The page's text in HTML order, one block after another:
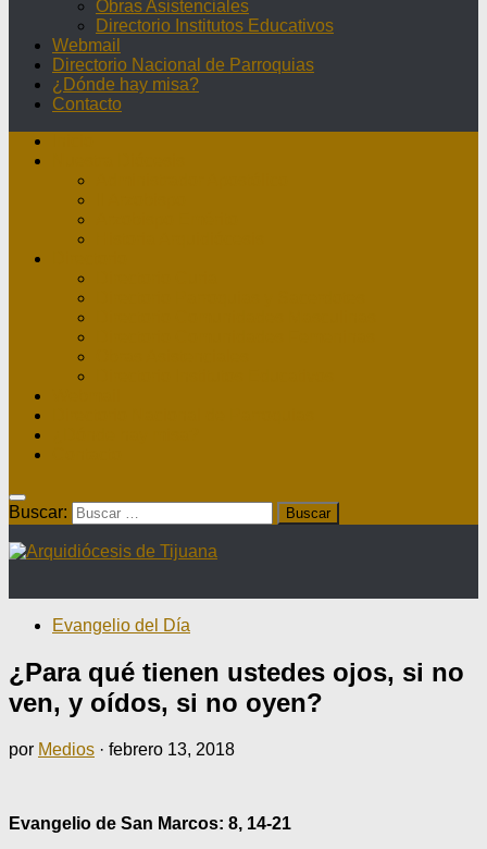
Obras Asistenciales
Directorio Institutos Educativos
Webmail
Directorio Nacional de Parroquias
¿Dónde hay misa?
Contacto
Buscar:
Evangelio del Día
¿Para qué tienen ustedes ojos, si no
ven, y oídos, si no oyen?
por Medios · febrero 13, 2018
Evangelio de San Marcos: 8, 14-21